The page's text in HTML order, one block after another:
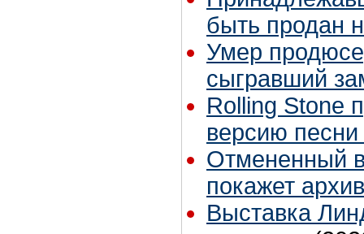
быть продан
Умер
сыгравший
Rolling Stone
версию
Отмененный
покажет
Выставка